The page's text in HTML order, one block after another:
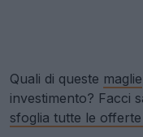
Quali di queste maglie
investimento? Facci
sfoglia tutte le